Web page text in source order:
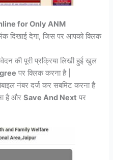
for Only ANM
दिखाई देगा, जिस पर आपको क्लिक
की पूरी प्रक्रिया लिखी हुई खुल
पर क्लिक करना है |
नंबर दर्ज कर सबमिट करना है
है औरSave And Next पर